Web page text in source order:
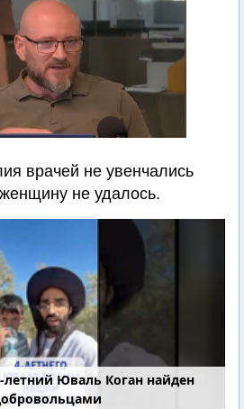
врачей не увенчались
не удалось.
летний Юваль Коган найден